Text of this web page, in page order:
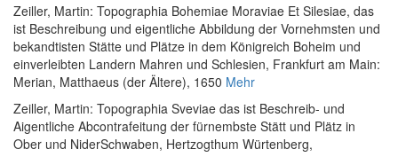
Zeiller, Martin: Topographia Bohemiae Moraviae Et Silesiae, das
ist Beschreibung und eigentliche Abbildung der Vornehmsten und
bekandtisten Stätte und Plätze in dem Königreich Boheim und
einverleibten Landern Mahren und Schlesien, Frankfurt am Main:
Merian, Matthaeus (der Ältere), 1650 Mehr
Zeiller, Martin: Topographia Sveviae das ist Beschreib- und
Aigentliche Abcontrafeitung der fürnembste Stätt und Plätz in
Ober und NiderSchwaben, Hertzogthum Würtenberg,